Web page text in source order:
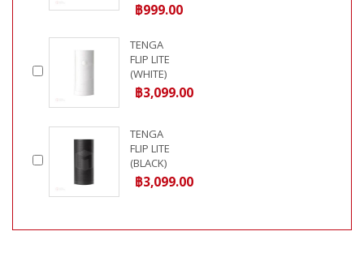
฿999.00
TENGA
FLIP LITE
(WHITE)
฿3,099.00
TENGA
FLIP LITE
(BLACK)
฿3,099.00